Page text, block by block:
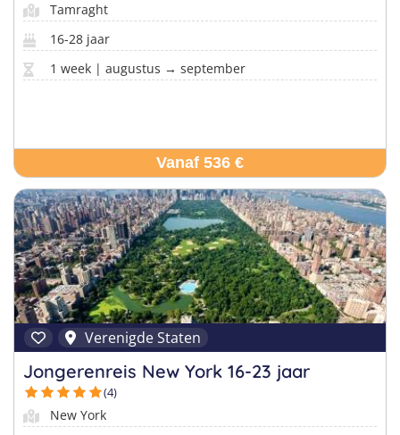
Tamraght
16-28 jaar
1 week | augustus → september
Vanaf 536 €
Verenigde Staten
Jongerenreis New York 16-23 jaar
(4)
New York